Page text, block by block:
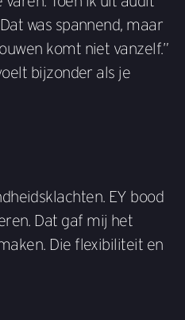
was spannend, maar
komt niet vanzelf.”
bijzonder als je
EY bood
Dat gaf mij het
Die flexibiliteit en